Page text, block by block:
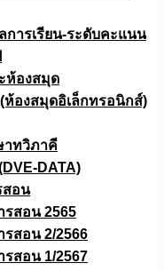
การเรียน-ระดับคะแนน
ห้องสมุด
ห้องสมุดอิเล็กทรอนิกส์)
าทวิภาคี
DATA)
สอน
รสอน 2565
รสอน 2/2566
รสอน 1/2567